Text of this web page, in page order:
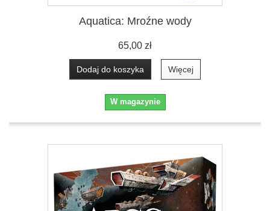
Aquatica: Mroźne wody
65,00 zł
Dodaj do koszyka Więcej
W magazynie